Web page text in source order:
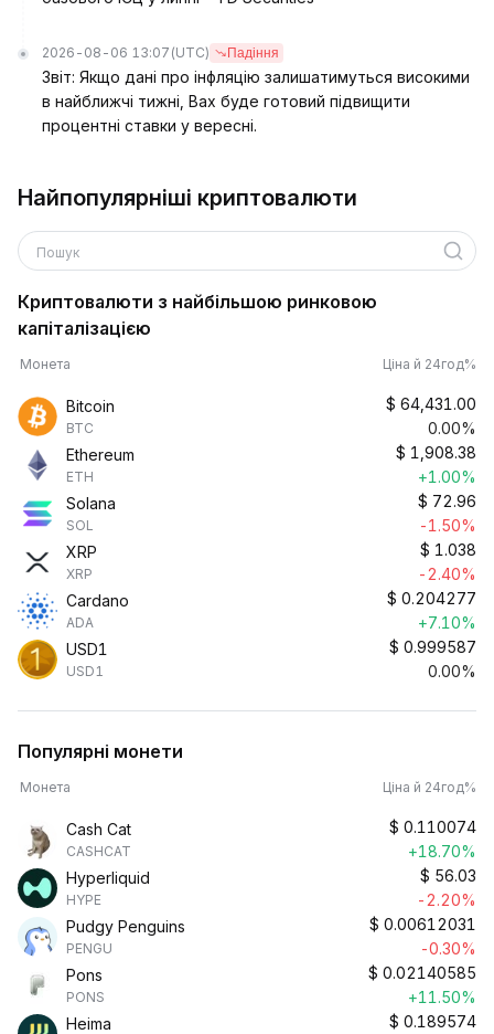
2026-08-06 13:07 (UTC) Падіння
Звіт: Якщо дані про інфляцію залишатимуться високими
в найближчі тижні, Вах буде готовий підвищити
процентні ставки у вересні.
Найпопулярніші криптовалюти
Пошук
Криптовалюти з найбільшою ринковою
капіталізацією
Монета Ціна й 24год%
Bitcoin
BTC
$ 64,431.00
0.00%
Ethereum
ETH
$ 1,908.38
+1.00%
Solana
SOL
$ 72.96
-1.50%
XRP
XRP
$ 1.038
-2.40%
Cardano
ADA
$ 0.204277
+7.10%
USD1
USD1
$ 0.999587
0.00%
Популярні монети
Монета Ціна й 24год%
Cash Cat
CASHCAT
$ 0.110074
+18.70%
Hyperliquid
HYPE
$ 56.03
-2.20%
Pudgy Penguins
PENGU
$ 0.00612031
-0.30%
Pons
PONS
$ 0.02140585
+11.50%
Heima
$ 0.189574